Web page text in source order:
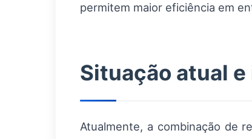
permitem maior eficiência em
Situação atual
Atualmente, a combinação de